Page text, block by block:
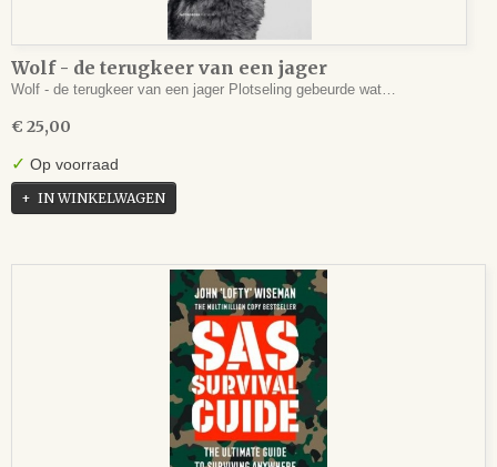
Wolf - de terugkeer van een jager
Wolf - de terugkeer van een jager Plotseling gebeurde wat…
€ 25,00
✓ Op voorraad
IN WINKELWAGEN